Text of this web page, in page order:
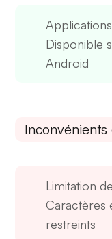
Disponible
Android
Limitation
Caractères
restreints